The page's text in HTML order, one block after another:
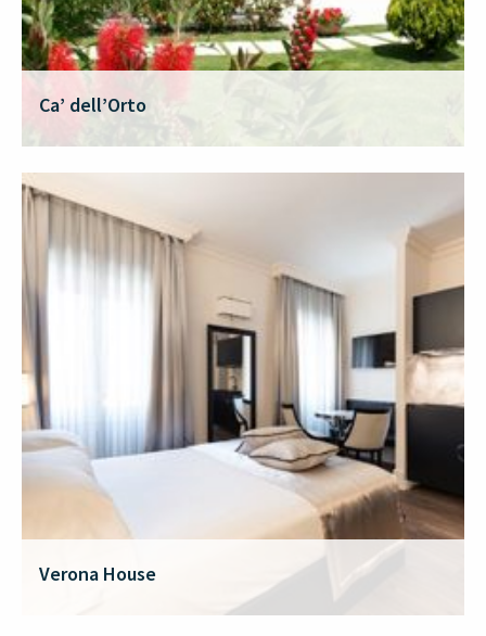
Ca’ dell’Orto
Verona House